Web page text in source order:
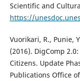
Scientific and
https://
Vuorikari, R., Punie,
(2016). DigComp
Citizens. Update
Publications Office